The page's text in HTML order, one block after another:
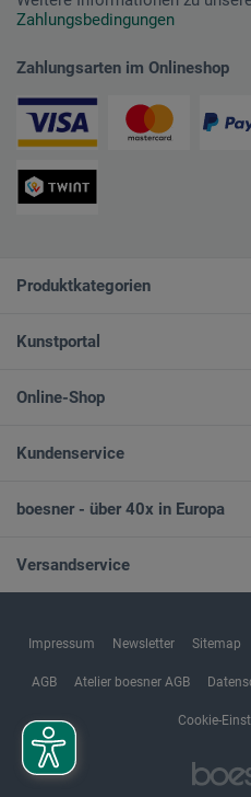
Zahlungsbedingungen
Zahlungsarten im Onlineshop
Produktkategorien
Kunstportal
Online-Shop
Kundenservice
boesner - über 40x in Europa
Versandservice
Impressum Newsletter Sitemap
AGB Atelier boesner AGB
Cookie-